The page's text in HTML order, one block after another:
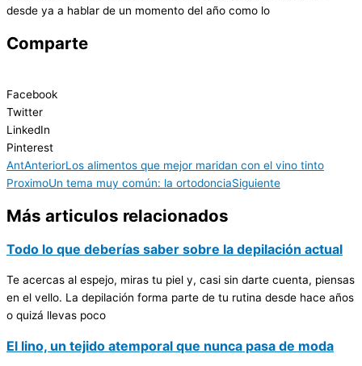
desde ya a hablar de un momento del año como lo
Comparte
Facebook
Twitter
LinkedIn
Pinterest
AntAnteriorLos alimentos que mejor maridan con el vino tinto
ProximoUn tema muy común: la ortodonciaSiguiente
Más articulos relacionados
Todo lo que deberías saber sobre la depilación actual
Te acercas al espejo, miras tu piel y, casi sin darte cuenta, piensas
en el vello. La depilación forma parte de tu rutina desde hace años
o quizá llevas poco
El lino, un tejido atemporal que nunca pasa de moda